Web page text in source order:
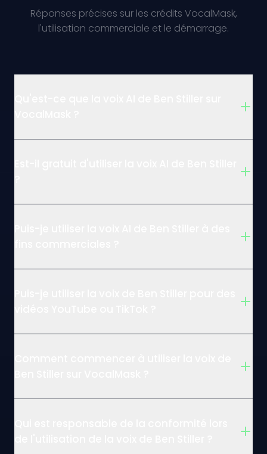
Réponses précises sur les crédits VocalMask,
l'utilisation commerciale et le démarrage.